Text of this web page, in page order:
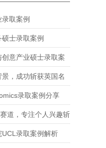
取案例
士录取案例
意产业硕士录取案
，成功斩获英国名
录取案例分享
道，专注个人兴趣斩
申请经验分享
录取案例解析